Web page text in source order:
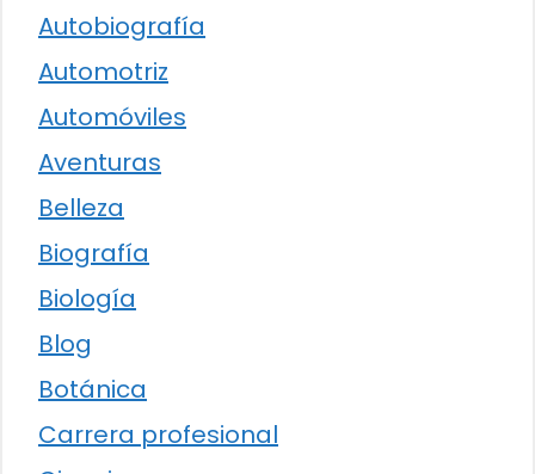
Autobiografía
Automotriz
Automóviles
Aventuras
Belleza
Biografía
Biología
Blog
Botánica
Carrera profesional